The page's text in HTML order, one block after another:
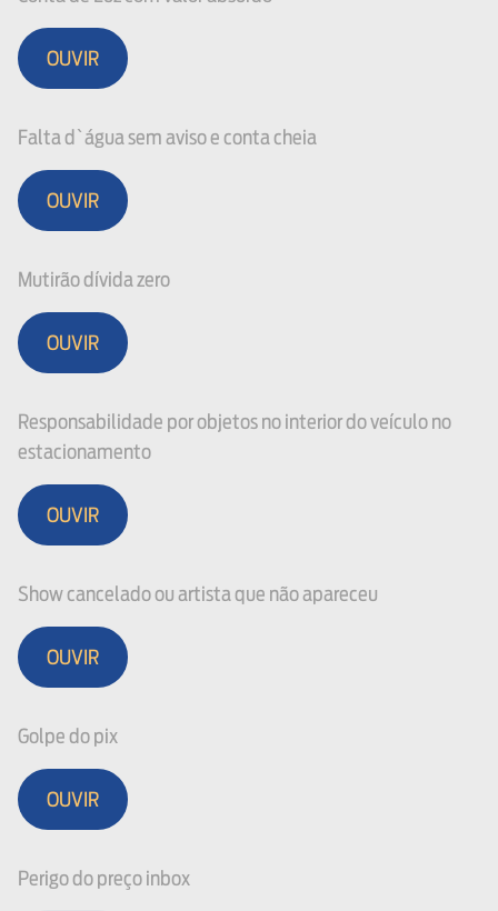
OUVIR
Falta d`água sem aviso e conta cheia
OUVIR
Mutirão dívida zero
OUVIR
Responsabilidade por objetos no interior do veículo no
estacionamento
OUVIR
Show cancelado ou artista que não apareceu
OUVIR
Golpe do pix
OUVIR
Perigo do preço inbox